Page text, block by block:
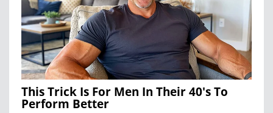
This Trick Is For Men In Their 40's To
Perform Better